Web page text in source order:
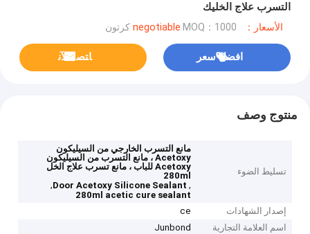
التسرب علاج الخليك
الأسعار：negotiable MOQ：1000 كرتون
افضل سعر ﺎﺘﺼﻟ ﺍﻶﻧ
منتوج وصف
تسليط الضوء
مانع التسرب الخارجي من السيليكون
Acetoxy ، مانع التسرب من السيليكون
Acetoxy للباب ، مانع تسرب علاج الخل
280ml
,
Door Acetoxy Silicone Sealant
,
280ml acetic cure sealant
إصدار الشهادات
ce
اسم العلامة التجارية
Junbond